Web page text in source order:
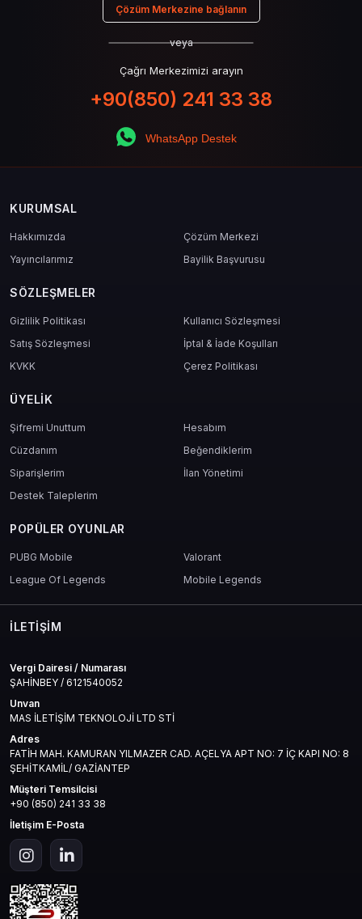
Çözüm Merkezine bağlanın
veya
Çağrı Merkezimizi arayın
+90(850) 241 33 38
WhatsApp Destek
KURUMSAL
Hakkımızda
Çözüm Merkezi
Yayıncılarımız
Bayilik Başvurusu
SÖZLEŞMELER
Gizlilik Politikası
Kullanıcı Sözleşmesi
Satış Sözleşmesi
İptal & İade Koşulları
KVKK
Çerez Politikası
ÜYELIK
Şifremi Unuttum
Hesabım
Cüzdanım
Beğendiklerim
Siparişlerim
İlan Yönetimi
Destek Taleplerim
POPÜLER OYUNLAR
PUBG Mobile
Valorant
League Of Legends
Mobile Legends
İLETIŞIM
Vergi Dairesi / Numarası
ŞAHİNBEY / 6121540052
Unvan
MAS İLETİŞİM TEKNOLOJİ LTD STİ
Adres
FATİH MAH. KAMURAN YILMAZER CAD. AÇELYA APT NO: 7 İÇ KAPI NO: 8
ŞEHİTKAMİL/ GAZİANTEP
Müşteri Temsilcisi
+90 (850) 241 33 38
İletişim E-Posta